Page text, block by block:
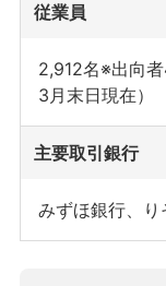
従業員
2,912名※出向
3月末日現在）
主要取引銀行
みずほ銀行、